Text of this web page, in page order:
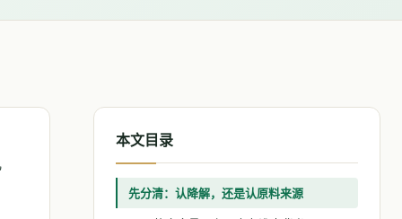
本文目录
先分清：认降解，还是认原料来源